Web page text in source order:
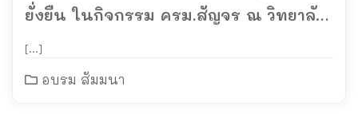
ยั่งยืน ในกิจกรรม ครม.สัญจร ณ วิทยาลัย
การอาชีพนาแก จ.นครพนม
[…]
อบรม สัมมนา